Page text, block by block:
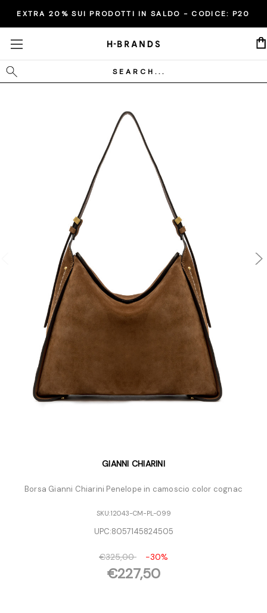
EXTRA 20% SUI PRODOTTI IN SALDO - CODICE: P20
Cerca
GIANNI CHIARINI
Borsa Gianni Chiarini Penelope in camoscio color cognac
SKU:12043-CM-PL-099
UPC:8057145824505
€325,00 -30%
€227,50